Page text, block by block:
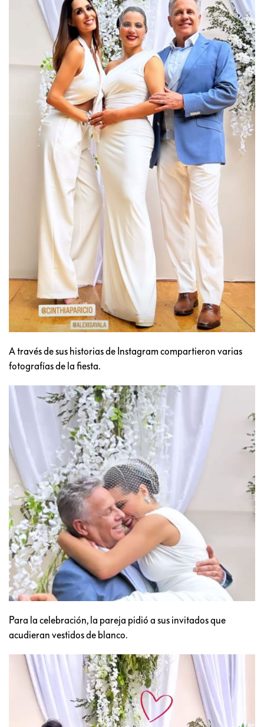
A través de sus historias de Instagram compartieron varias
fotografías de la fiesta.
Para la celebración, la pareja pidió a sus invitados que
acudieran vestidos de blanco.